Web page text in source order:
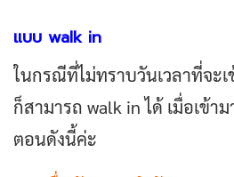
แบบ walk in
ในกรณีที่ไม่ทราบวันเวลาที่จะ
ก็สามารถ walk in ได้ เมื่อเข้
ตอนดังนี้ค่ะ